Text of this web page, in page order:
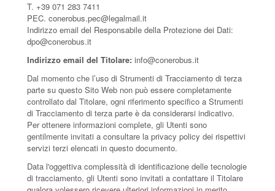
T. +39 071 283 7411
PEC. conerobus.pec@legalmail.it
Indirizzo email del Responsabile della Protezione dei Dati:
dpo@conerobus.it
Indirizzo email del Titolare: info@conerobus.it
Dal momento che l’uso di Strumenti di Tracciamento di terza
parte su questo Sito Web non può essere completamente
controllato dal Titolare, ogni riferimento specifico a Strumenti
di Tracciamento di terza parte è da considerarsi indicativo.
Per ottenere informazioni complete, gli Utenti sono
gentilmente invitati a consultare la privacy policy dei rispettivi
servizi terzi elencati in questo documento.
Data l'oggettiva complessità di identificazione delle tecnologie
di tracciamento, gli Utenti sono invitati a contattare il Titolare